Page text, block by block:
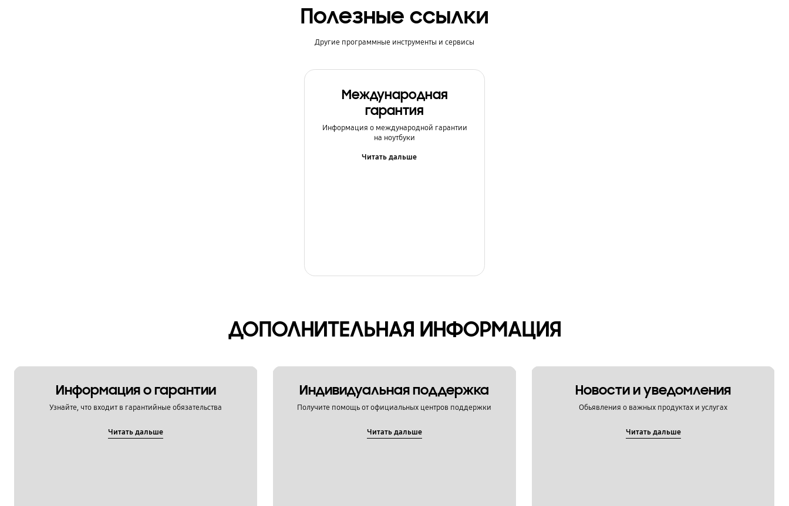
Полезные ссылки
Другие программные инструменты и сервисы
Международная
гарантия
Информация о международной гарантии
на ноутбуки
Читать дальше
ДОПОЛНИТЕЛЬНАЯ ИНФОРМАЦИЯ
Информация о гарантии
Узнайте, что входит в гарантийные обязательства
Читать дальше
Индивидуальная поддержка
Получите помощь от официальных центров поддержки
Читать дальше
Новости и уведомления
Обьявления о важных продуктах и услугах
Читать дальше